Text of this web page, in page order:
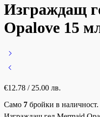
Изграждащ
Opalove 15
€12.78 / 25.00 лв.
Само 7 бройки в наличност.